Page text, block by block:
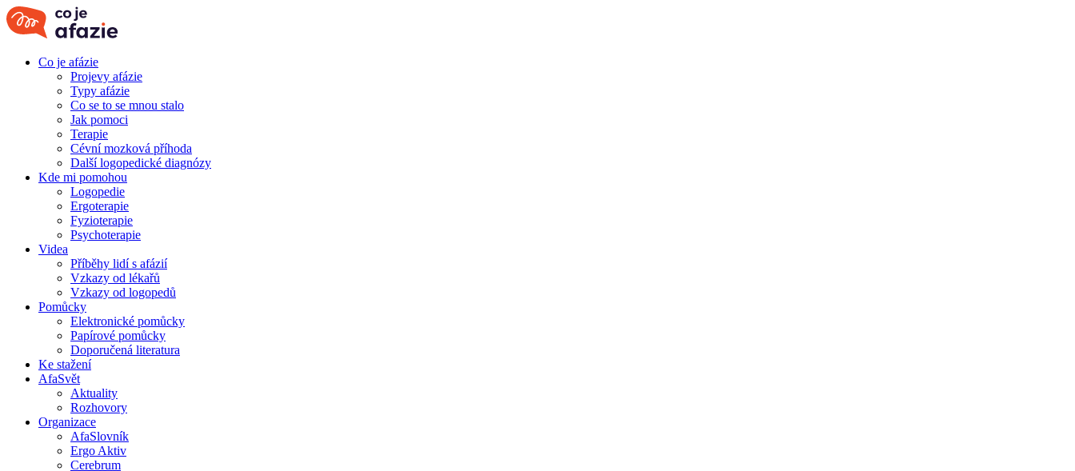
Co je afázie
Projevy afázie
Typy afázie
Co se to se mnou stalo
Jak pomoci
Terapie
Cévní mozková příhoda
Další logopedické diagnózy
Kde mi pomohou
Logopedie
Ergoterapie
Fyzioterapie
Psychoterapie
Videa
Příběhy lidí s afázií
Vzkazy od lékařů
Vzkazy od logopedů
Pomůcky
Elektronické pomůcky
Papírové pomůcky
Doporučená literatura
Ke stažení
AfaSvět
Aktuality
Rozhovory
Organizace
AfaSlovník
Ergo Aktiv
Cerebrum